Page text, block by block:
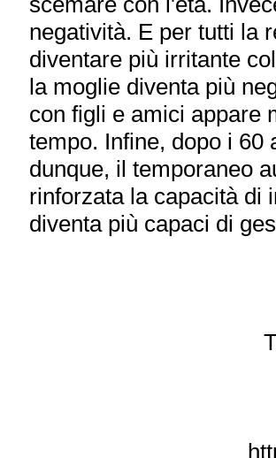
negatività. E per tutti la
diventare più irritante
la moglie diventa più
con figli e amici appare
tempo. Infine, dopo i 60
dunque, il temporaneo
rinforzata la capacità di
diventa più capaci di